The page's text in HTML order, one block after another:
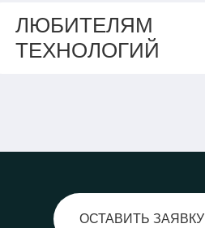
ЛЮБИТЕЛЯМ
ТЕХНОЛОГИЙ
ОСТАВИТЬ ЗАЯВКУ